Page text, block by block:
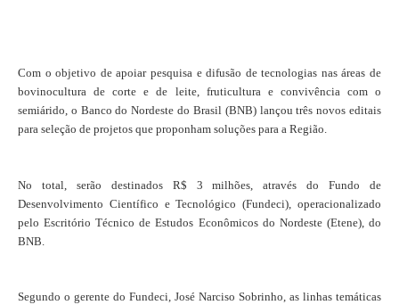
Com o objetivo de apoiar pesquisa e difusão de tecnologias nas áreas de
bovinocultura de corte e de leite, fruticultura e convivência com o
semiárido, o Banco do Nordeste do Brasil (BNB) lançou três novos editais
para seleção de projetos que proponham soluções para a Região.
No total, serão destinados R$ 3 milhões, através do Fundo de
Desenvolvimento Científico e Tecnológico (Fundeci), operacionalizado
pelo Escritório Técnico de Estudos Econômicos do Nordeste (Etene), do
BNB.
Segundo o gerente do Fundeci, José Narciso Sobrinho, as linhas temáticas